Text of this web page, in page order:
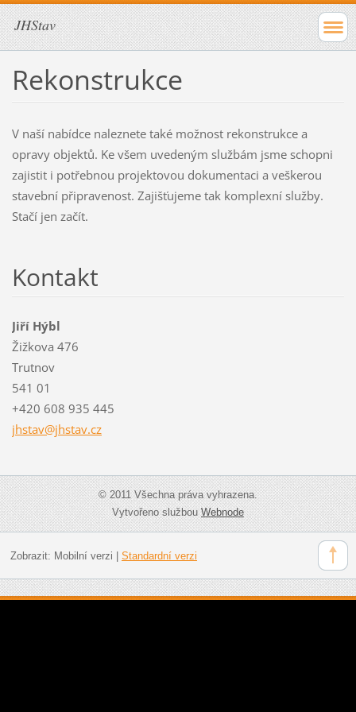
JHStav
Rekonstrukce
V naší nabídce naleznete také možnost rekonstrukce a
opravy objektů. Ke všem uvedeným službám jsme schopni
zajistit i potřebnou projektovou dokumentaci a veškerou
stavební připravenost. Zajišťujeme tak komplexní služby.
Stačí jen začít.
Kontakt
Jiří Hýbl
Žižkova 476
Trutnov
541 01
+420 608 935 445
jhstav@jhstav.cz
© 2011 Všechna práva vyhrazena.
Vytvořeno službouWebnode
Zobrazit: Mobilní verzi Standardní verzi